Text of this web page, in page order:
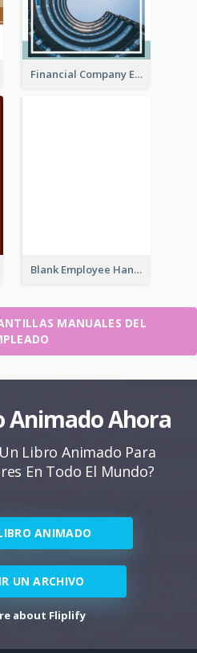
Financial Company Employee Handbook
Blank Employee Handbook
MANUALES DEL
Animado Ahora
Libro Animado Para
En Todo El Mundo?
ANIMADO
UN ARCHIVO
about Fliplify